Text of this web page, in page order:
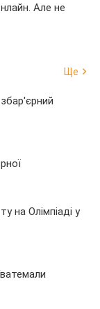
Але не
Ще
на Олімпіаді у